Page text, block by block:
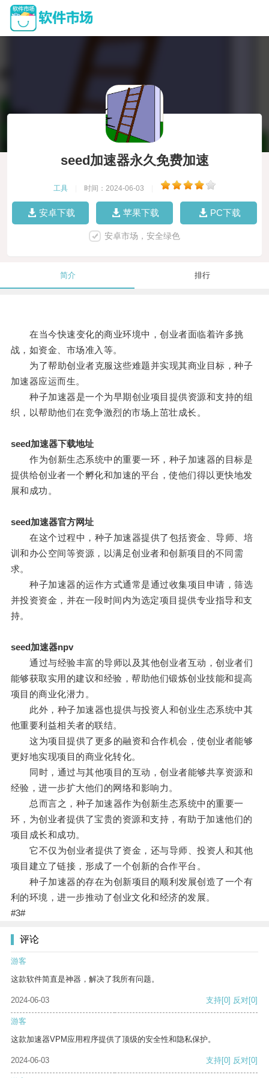
seed加速器永久免费加速
工具 时间：2024-06-03
安卓下载 苹果下载 PC下载
安卓市场，安全绿色
简介 排行
在当今快速变化的商业环境中，创业者面临着许多挑
战，如资金、市场准入等。
为了帮助创业者克服这些难题并实现其商业目标，种子
加速器应运而生。
种子加速器是一个为早期创业项目提供资源和支持的组
织，以帮助他们在竞争激烈的市场上茁壮成长。
seed加速器下载地址
作为创新生态系统中的重要一环，种子加速器的目标是
提供给创业者一个孵化和加速的平台，使他们得以更快地发
展和成功。
seed加速器官方网址
在这个过程中，种子加速器提供了包括资金、导师、培
训和办公空间等资源，以满足创业者和创新项目的不同需
求。
种子加速器的运作方式通常是通过收集项目申请，筛选
并投资资金，并在一段时间内为选定项目提供专业指导和支
持。
seed加速器npv
通过与经验丰富的导师以及其他创业者互动，创业者们
能够获取实用的建议和经验，帮助他们锻炼创业技能和提高
项目的商业化潜力。
此外，种子加速器也提供与投资人和创业生态系统中其
他重要利益相关者的联结。
这为项目提供了更多的融资和合作机会，使创业者能够
更好地实现项目的商业化转化。
同时，通过与其他项目的互动，创业者能够共享资源和
经验，进一步扩大他们的网络和影响力。
总而言之，种子加速器作为创新生态系统中的重要一
环，为创业者提供了宝贵的资源和支持，有助于加速他们的
项目成长和成功。
它不仅为创业者提供了资金，还与导师、投资人和其他
项目建立了链接，形成了一个创新的合作平台。
种子加速器的存在为创新项目的顺利发展创造了一个有
利的环境，进一步推动了创业文化和经济的发展。
#3#
评论
游客
这款软件简直是神器，解决了我所有问题。
2024-06-03 支持[0] 反对[0]
游客
这款加速器VPM应用程序提供了顶级的安全性和隐私保护。
2024-06-03 支持[0] 反对[0]